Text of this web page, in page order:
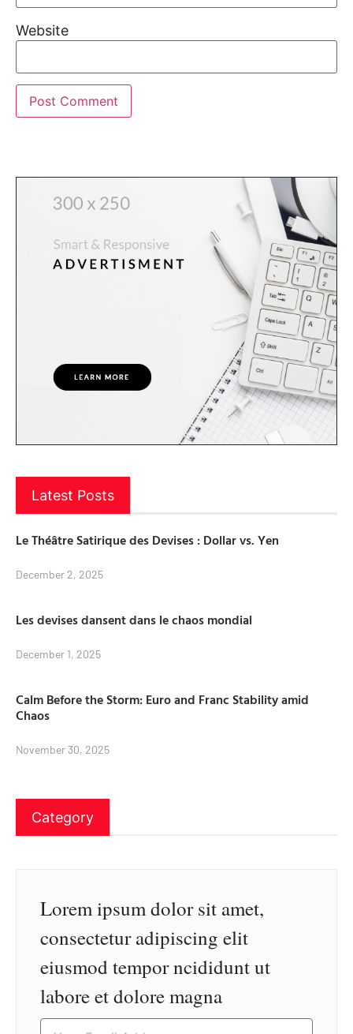
Website
Latest Posts
Le Théâtre Satirique des Devises : Dollar vs. Yen
December 2, 2025
Les devises dansent dans le chaos mondial
December 1, 2025
Calm Before the Storm: Euro and Franc Stability amid
Chaos
November 30, 2025
Category
Lorem ipsum dolor sit amet,
consectetur adipiscing elit
eiusmod tempor ncididunt ut
labore et dolore magna